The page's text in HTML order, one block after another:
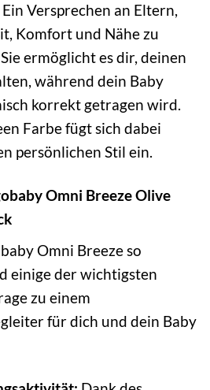
Versprechen an Eltern,
Komfort und Nähe zu
ermöglicht es dir, deinen
während dein Baby
korrekt getragen wird.
Farbe fügt sich dabei
persönlichen Stil ein.
Omni Breeze Olive
Omni Breeze so
einige der wichtigsten
zu einem
für dich und dein Baby